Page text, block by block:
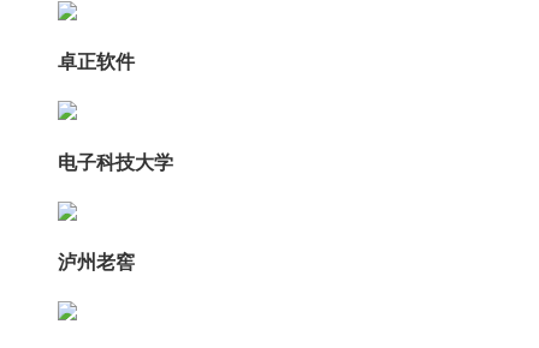
卓正软件
电子科技大学
泸州老窖